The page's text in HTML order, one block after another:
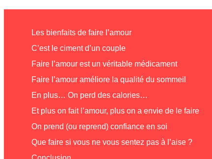
Les bienfaits de faire l’amour
C’est le ciment d’un couple
Faire l’amour est un véritable médicament
Faire l’amour améliore la qualité du sommeil
En plus… On perd des calories…
Et plus on fait l’amour, plus on a envie de le faire
On prend (ou reprend) confiance en soi
Que faire si vous ne vous sentez pas à l’aise ?